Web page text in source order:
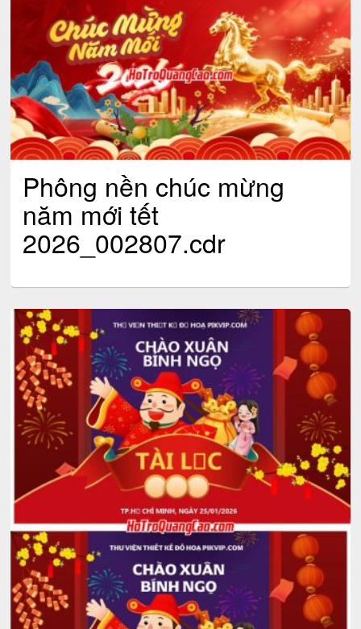
Phông nền chúc mừng
năm mới tết
2026_002807.cdr